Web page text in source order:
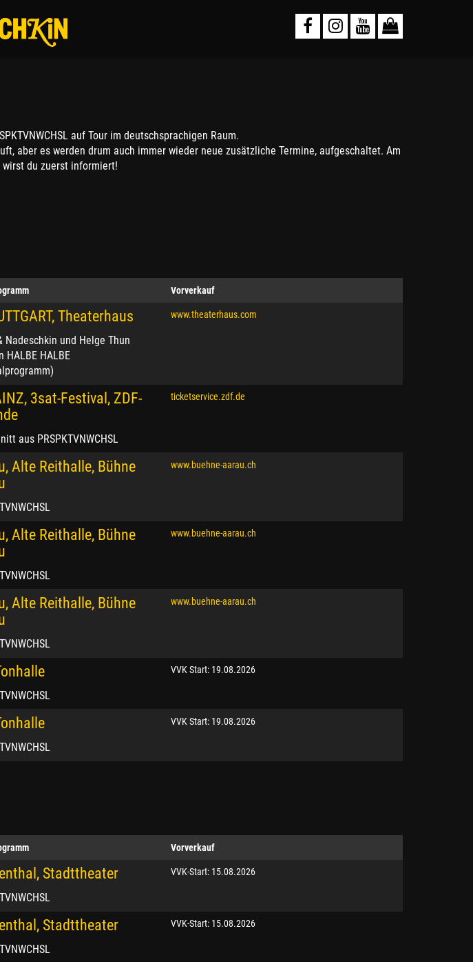
auf Tour im deutschsprachigen Raum.
aber es werden drum auch immer wieder neue zusätzliche Termine, aufgeschaltet. Am
wirst du zuerst informiert!
Vorverkauf
Theaterhaus
Nadeschkin und Helge Thun
HALBE HALBE
www.theaterhaus.com
3sat-Festival, ZDF-
aus PRSPKTVNWCHSL
ticketservice.zdf.de
Alte Reithalle, Bühne
www.buehne-aarau.ch
Alte Reithalle, Bühne
www.buehne-aarau.ch
Alte Reithalle, Bühne
www.buehne-aarau.ch
VVK Start: 19.08.2026
VVK Start: 19.08.2026
Vorverkauf
Stadttheater VVK-Start: 15.08.2026
Stadttheater VVK-Start: 15.08.2026